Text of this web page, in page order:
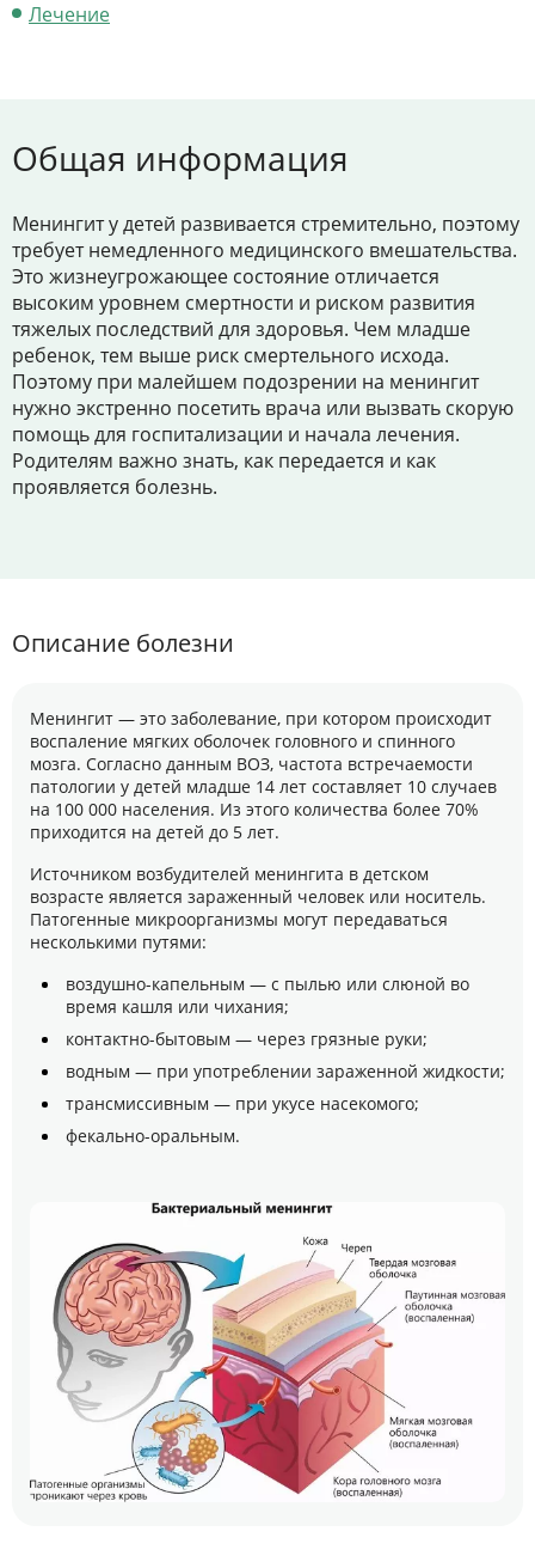
Лечение
Общая информация
Менингит у детей развивается стремительно, поэтому
требует немедленного медицинского вмешательства.
Это жизнеугрожающее состояние отличается
высоким уровнем смертности и риском развития
тяжелых последствий для здоровья. Чем младше
ребенок, тем выше риск смертельного исхода.
Поэтому при малейшем подозрении на менингит
нужно экстренно посетить врача или вызвать скорую
помощь для госпитализации и начала лечения.
Родителям важно знать, как передается и как
проявляется болезнь.
Описание болезни
Менингит — это заболевание, при котором происходит
воспаление мягких оболочек головного и спинного
мозга. Согласно данным ВОЗ, частота встречаемости
патологии у детей младше 14 лет составляет 10 случаев
на 100 000 населения. Из этого количества более 70%
приходится на детей до 5 лет.
Источником возбудителей менингита в детском
возрасте является зараженный человек или носитель.
Патогенные микроорганизмы могут передаваться
несколькими путями:
воздушно-капельным — с пылью или слюной во
время кашля или чихания;
контактно-бытовым — через грязные руки;
водным — при употреблении зараженной жидкости;
трансмиссивным — при укусе насекомого;
фекально-оральным.